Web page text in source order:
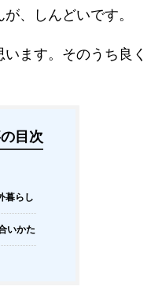
、しんどいです。
ます。そのうち良く
目次
暮らし
いかた